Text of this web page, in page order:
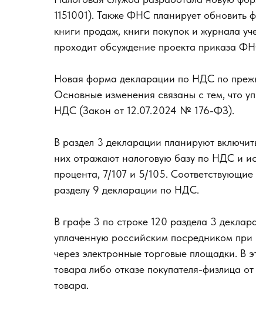
1151001). Также ФНС планирует обновить
книги продаж, книги покупок и журнала
проходит обсуждение проекта приказа
Новая форма декларации по НДС по
Основные изменения связаны с тем, что
НДС (Закон от 12.07.2024 № 176-ФЗ).
В раздел 3 декларации планируют
них отражают налоговую базу по НДС и
процента, 7/107 и 5/105.
разделу 9 декларации по НДС.
В графе 3 по строке 120 раздела 3
уплаченную российским посредником
через электронные торговые площадки. В
товара либо отказе покупателя-физлица
товара.